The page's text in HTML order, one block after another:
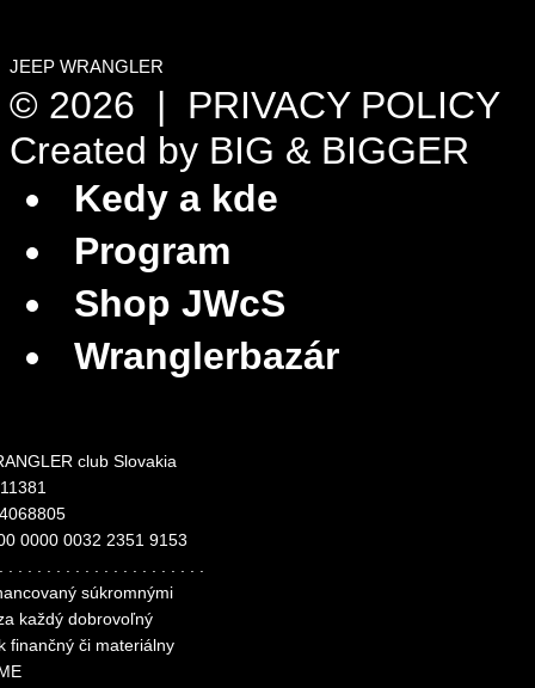
JEEP WRANGLER
© 2026 | PRIVACY POLICY
Created by BIG & BIGGER
Kedy a kde
Program
Shop JWcS
Wranglerbazár
club Slovakia
0000 0032 2351 9153
súkromnými
každý dobrovoľný
finančný či materiálny